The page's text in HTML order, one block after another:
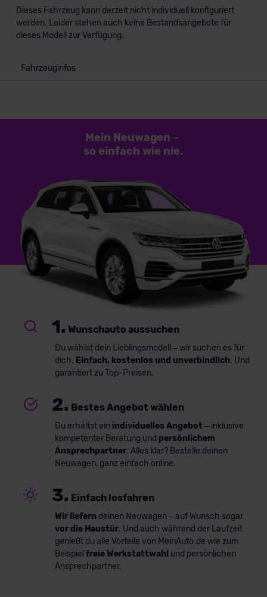
Dieses Fahrzeug kann derzeit nicht individuell konfiguriert
werden. Leider stehen auch keine Bestandsangebote für
dieses Modell zur Verfügung.
Fahrzeuginfos
Mein Neuwagen –
so einfach wie nie.
1. Wunschauto aussuchen
Du wählst dein Lieblingsmodell – wir suchen es für
dich. Einfach, kostenlos und unverbindlich. Und
garantiert zu Top-Preisen.
2. Bestes Angebot wählen
Du erhältst ein individuelles Angebot – inklusive
kompetenter Beratung und persönlichem
Ansprechpartner. Alles klar? Bestelle deinen
Neuwagen, ganz einfach online.
3. Einfach losfahren
Wir liefern deinen Neuwagen – auf Wunsch sogar
vor die Haustür. Und auch während der Laufzeit
genießt du alle Vorteile von MeinAuto.de wie zum
Beispiel freie Werkstattwahl und persönlichen
Ansprechpartner.